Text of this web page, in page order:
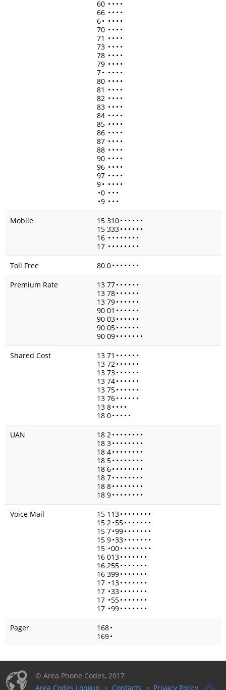
60 • • • •
66 • • • •
6• • • • •
70 • • • •
71 • • • •
73 • • • •
78 • • • •
79 • • • •
7• • • • •
80 • • • •
81 • • • •
82 • • • •
83 • • • •
84 • • • •
85 • • • •
86 • • • •
87 • • • •
88 • • • •
90 • • • •
96 • • • •
97 • • • •
9• • • • •
•0 • • •
•9 • • •
Mobile
15 310• • • • • •
15 333• • • • • •
16 • • • • • • • •
17 • • • • • • • •
Toll Free
80 0• • • • • • •
Premium Rate
13 77• • • • • •
13 78• • • • • •
13 79• • • • • •
90 01 • • • • • •
90 03• • • • • •
90 05• • • • • •
90 09• • • • • • •
Shared Cost
13 71 • • • • • •
13 72• • • • • •
13 73• • • • • •
13 74• • • • • •
13 75• • • • • •
13 76• • • • • •
13 8• • • •
18 0• • • • •
UAN
18 2• • • • • • • •
18 3• • • • • • • •
18 4• • • • • • • •
18 5• • • • • • • •
18 6• • • • • • • •
18 7• • • • • • • •
18 8• • • • • • • •
18 9• • • • • • • •
Voice Mail
15 113• • • • • • • •
15 2•55• • • • • • •
15 7•99• • • • • • •
15 9•33• • • • • • •
15 •00• • • • • • • •
16 013• • • • • • •
16 255• • • • • • •
16 399• • • • • • •
17 •13• • • • • • •
17 •33• • • • • • •
17 •55• • • • • • •
17 •99• • • • • • •
Pager
168•
169•
© Area Phone Codes, 2017
Area Codes Lookup
Contacts Privacy Policy